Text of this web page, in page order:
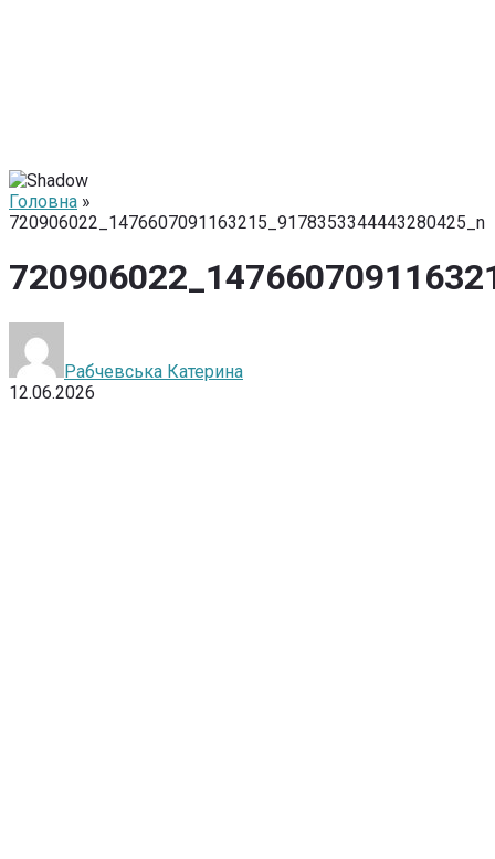
Головна »
720906022_1476607091163215_9178353344443280425_n
Рабчевська Катерина
12.06.2026